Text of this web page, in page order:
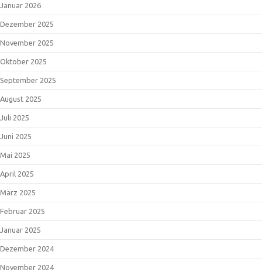
Januar 2026
Dezember 2025
November 2025
Oktober 2025
September 2025
August 2025
Juli 2025
Juni 2025
Mai 2025
April 2025
März 2025
Februar 2025
Januar 2025
Dezember 2024
November 2024